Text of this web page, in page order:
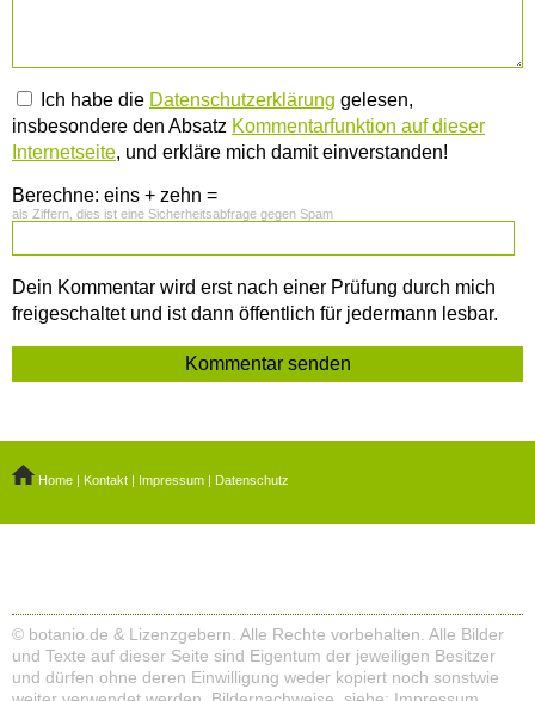
Ich habe die Datenschutzerklärung gelesen,
insbesondere den Absatz Kommentarfunktion auf dieser
Internetseite, und erkläre mich damit einverstanden!
Berechne: eins + zehn =
als Ziffern, dies ist eine Sicherheitsabfrage gegen Spam
Dein Kommentar wird erst nach einer Prüfung durch mich
freigeschaltet und ist dann öffentlich für jedermann lesbar.
Home Kontakt Impressum Datenschutz
© botanio.de & Lizenzgebern. Alle Rechte vorbehalten. Alle Bilder
und Texte auf dieser Seite sind Eigentum der jeweiligen Besitzer
und dürfen ohne deren Einwilligung weder kopiert noch sonstwie